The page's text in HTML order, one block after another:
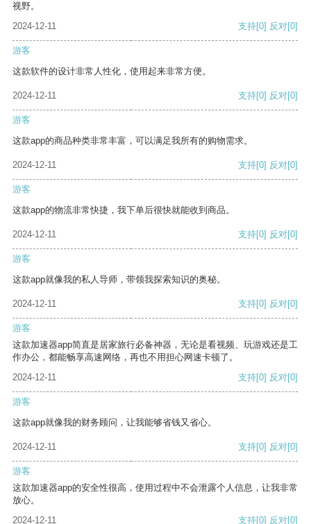
视野。
2024-12-11
支持[0] 反对[0]
游客
这款软件的设计非常人性化，使用起来非常方便。
2024-12-11 支持[0] 反对[0]
游客
这款app的商品种类非常丰富，可以满足我所有的购物需求。
2024-12-11 支持[0] 反对[0]
游客
这款app的物流非常快捷，我下单后很快就能收到商品。
2024-12-11 支持[0] 反对[0]
游客
这款app就像我的私人导师，带领我探索知识的奥秘。
2024-12-11 支持[0] 反对[0]
游客
这款加速器app简直是居家旅行必备神器，无论是看视频、玩游戏还是工
作办公，都能畅享高速网络，再也不用担心网速卡顿了。
2024-12-11
支持[0] 反对[0]
游客
这款app就像我的财务顾问，让我能够省钱又省心。
2024-12-11 支持[0] 反对[0]
游客
这款加速器app的安全性很高，使用过程中不会泄露个人信息，让我非常
放心。
2024-12-11
支持[0] 反对[0]